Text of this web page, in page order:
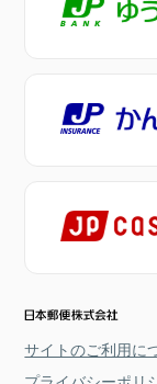
サイトのご利用に